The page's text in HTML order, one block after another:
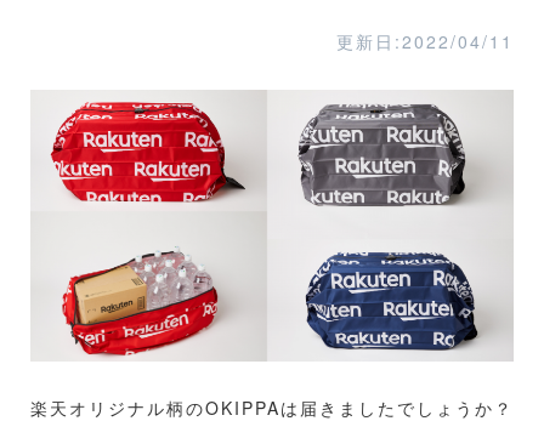
更新日:2022/04/11
楽天オリジナル柄のOKIPPAは届きましたでしょうか？